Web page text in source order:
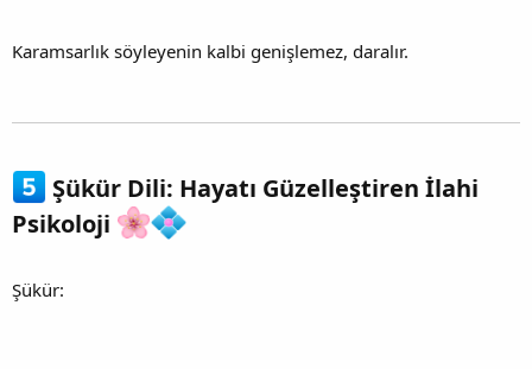
Karamsarlık söyleyenin kalbi genişlemez, daralır.
Şükür Dili: Hayatı Güzelleştiren İlahi
Psikoloji
Şükür: